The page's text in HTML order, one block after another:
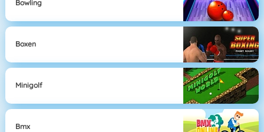
Bowling
Boxen
Minigolf
Bmx